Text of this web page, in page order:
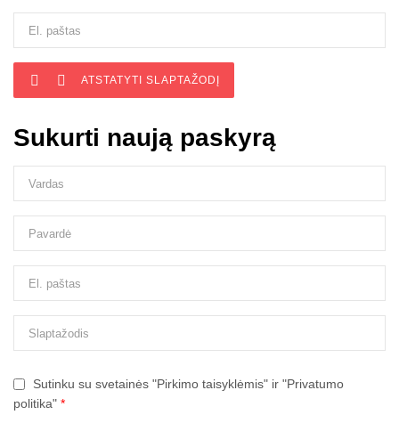
  ATSTATYTI SLAPTAŽODĮ
Sukurti naują paskyrą
Sutinku su svetainės "Pirkimo taisyklėmis" ir "Privatumo
politika" *